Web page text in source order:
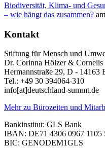
Biodiversität, Klima- und
– wie hängt das zusammen?
Kontakt
Stiftung für Mensch und
Dr. Corinna Hölzer & Cornelis
Hermannstraße 29, D - 14163
Tel.: +49 30 394064-310
info[at]deutschland-summt.de
Mehr zu Bürozeiten und
Bankinstitut: GLS Bank
IBAN: DE71 4306 0967 1105
BIC: GENODEM1GLS